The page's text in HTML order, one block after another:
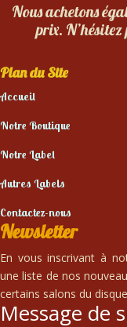
Nous achetons
prix.
Plan du Site
Accueil
Notre Boutique
Notre Label
Autres Labels
Contactez-nous
Newsletter
En vous inscrivant à
une liste de nos
certains salons du
Message de